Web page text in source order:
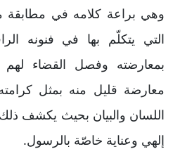
وهي براعة كلامه في مطابقة
التي يتكلّم بها في فنونه
بمعارضته وفصل القضاء
معارضة قليل منه بمثل
اللسان والبيان بحيث يكشف
إلهي وعناية خاصّة بالرسول.